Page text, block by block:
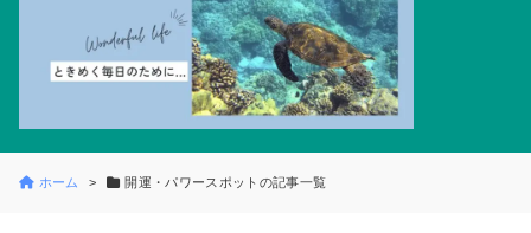
ホーム 開運・パワースポットの記事一覧